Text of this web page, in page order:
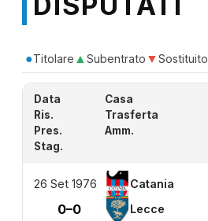
●Titolare ▲Subentrato ▼Sostituito
Data
Casa
Ris.
Trasferta
Pres.
Amm.
Stag.
26 Set 1976 Catania
0–0 Lecce